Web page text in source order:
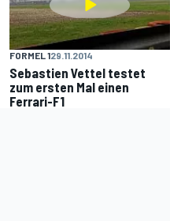
FORMEL 129.11.2014
Sebastien Vettel testet
zum ersten Mal einen
Ferrari-F1